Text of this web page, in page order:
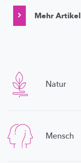
Mehr Artikel
Natur
Mensch